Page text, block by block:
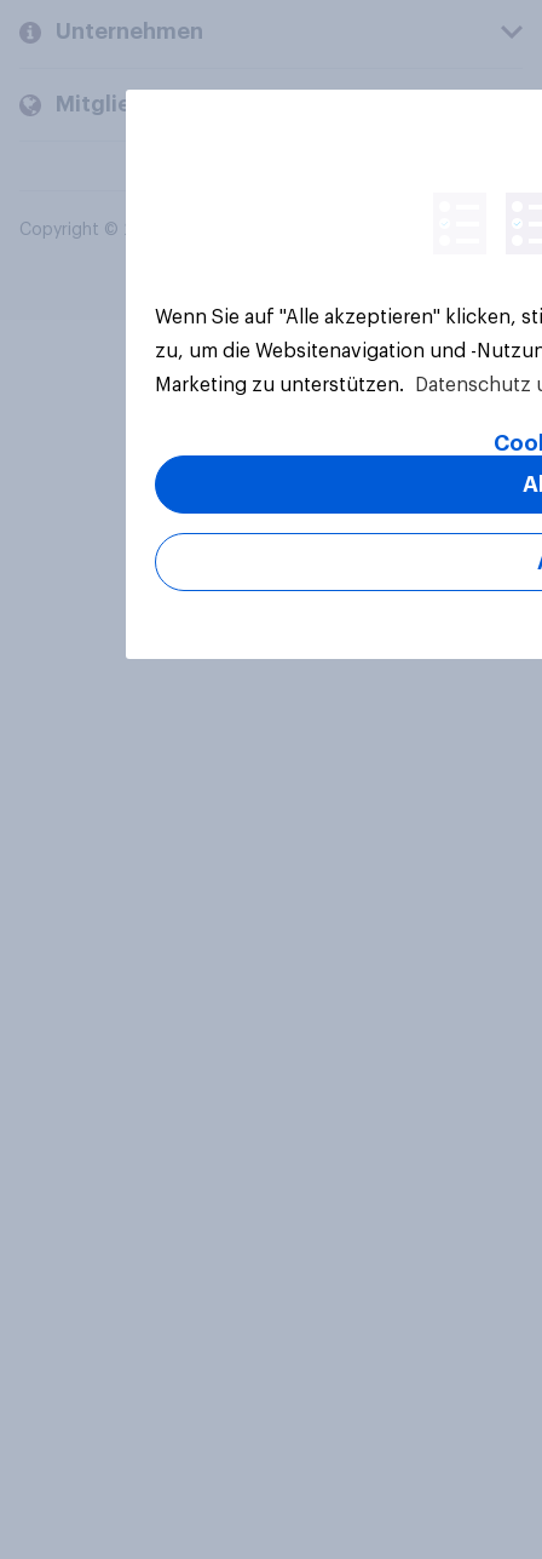
Unternehmen
Mitglieder und Kunden
Copyright © 2026 YouGov PLC. Alle Rechte vorbehalten.
Wenn Sie auf "Alle akzeptieren" klicken,
zu, um die Websitenavigation und -
Marketing zu unterstützen.
Datenschutz